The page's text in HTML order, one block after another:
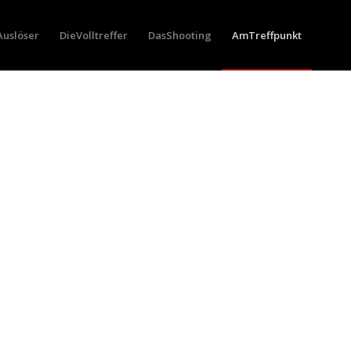
DieVolltreffer DasShooting AmTreffpunkt